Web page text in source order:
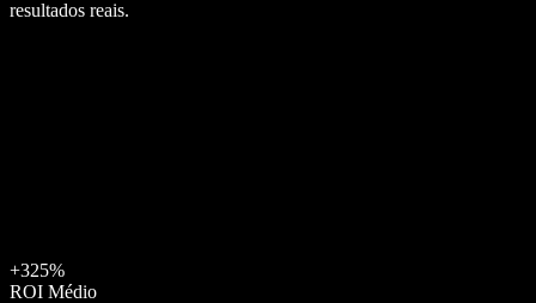
resultados reais.
+325%
ROI Médio